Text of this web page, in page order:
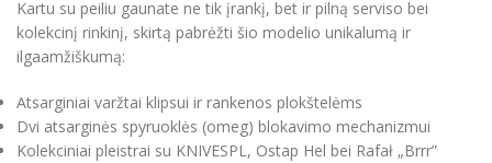
Kartu su peiliu gaunate ne tik įrankį, bet ir pilną serviso bei
kolekcinį rinkinį, skirtą pabrėžti šio modelio unikalumą ir
ilgaamžiškumą:
Atsarginiai varžtai klipsui ir rankenos plokštelėms
Dvi atsarginės spyruoklės (omeg) blokavimo mechanizmui
Kolekciniai pleistrai su KNIVESPL, Ostap Hel bei Rafał „Brrr”